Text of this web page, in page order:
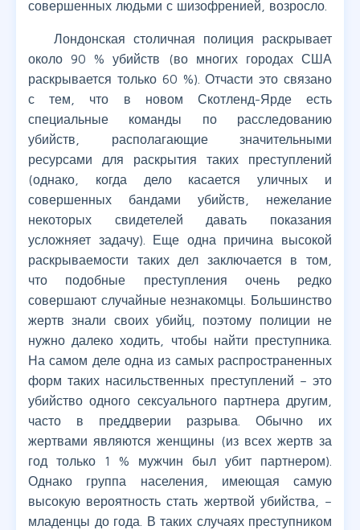
совершенных людьми с шизофренией, возросло.
Лондонская столичная полиция раскрывает
около 90 % убийств (во многих городах США
раскрывается только 60 %). Отчасти это связано
с тем, что в новом Скотленд-Ярде есть
специальные команды по расследованию
убийств, располагающие значительными
ресурсами для раскрытия таких преступлений
(однако, когда дело касается уличных и
совершенных бандами убийств, нежелание
некоторых свидетелей давать показания
усложняет задачу). Еще одна причина высокой
раскрываемости таких дел заключается в том,
что подобные преступления очень редко
совершают случайные незнакомцы. Большинство
жертв знали своих убийц, поэтому полиции не
нужно далеко ходить, чтобы найти преступника.
На самом деле одна из самых распространенных
форм таких насильственных преступлений – это
убийство одного сексуального партнера другим,
часто в преддверии разрыва. Обычно их
жертвами являются женщины (из всех жертв за
год только 1 % мужчин был убит партнером).
Однако группа населения, имеющая самую
высокую вероятность стать жертвой убийства, –
младенцы до года. В таких случаях преступником